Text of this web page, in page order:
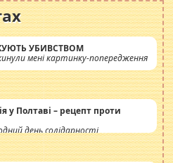
УБИВСТВОМ
мені картинку-попередження
у Полтаві – рецепт проти
день солідарності